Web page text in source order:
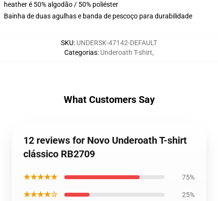
heather é 50% algodão / 50% poliéster
Bainha de duas agulhas e banda de pescoço para durabilidade
SKU: UNDERSK-47142-DEFAULT
Categorias: Underoath T-shirt,
What Customers Say
12 reviews for Novo Underoath T-shirt
clássico RB2709
★★★★★ 75%
★★★★☆ 25%